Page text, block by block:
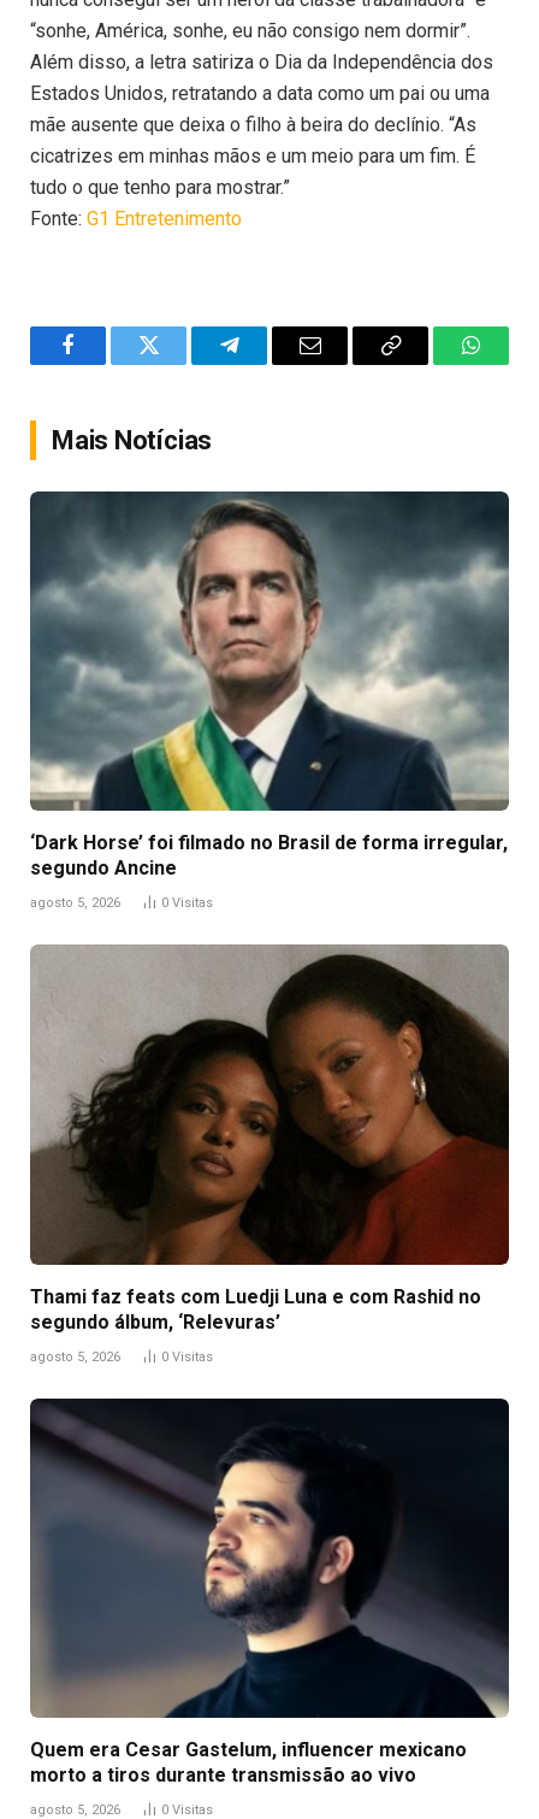
“sonhe, América, sonhe, eu não consigo nem dormir”.
Além disso, a letra satiriza o Dia da Independência dos
Estados Unidos, retratando a data como um pai ou uma
mãe ausente que deixa o filho à beira do declínio. “As
cicatrizes em minhas mãos e um meio para um fim. É
tudo o que tenho para mostrar.”
Fonte: G1 Entretenimento
FacebookTwitter TelegramEmail
Copy
Mais Notícias
‘Dark Horse’ foi filmado no Brasil de forma irregular,
segundo Ancine
agosto 5, 2026 0 Visitas
Thami faz feats com Luedji Luna e com Rashid no
segundo álbum, ‘Relevuras’
agosto 5, 2026 0 Visitas
Quem era Cesar Gastelum, influencer mexicano
morto a tiros durante transmissão ao vivo
agosto 5, 2026 0 Visitas